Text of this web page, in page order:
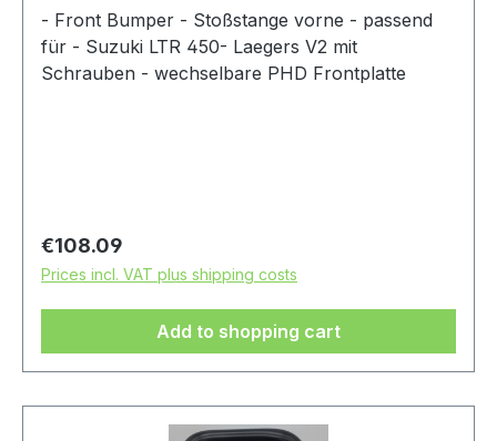
- Front Bumper - Stoßstange vorne - passend
für - Suzuki LTR 450- Laegers V2 mit
Schrauben - wechselbare PHD Frontplatte
Regular price:
€108.09
Prices incl. VAT plus shipping costs
Add to shopping cart